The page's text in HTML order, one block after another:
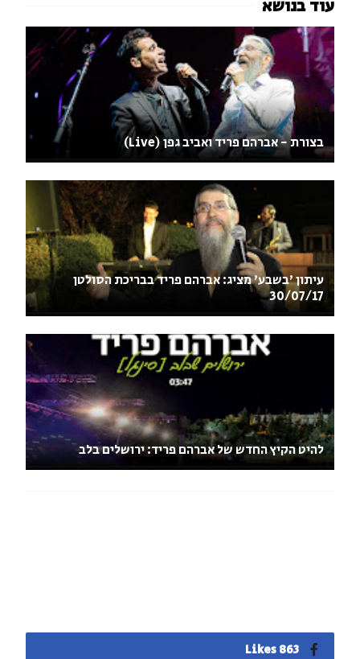
בצורת - אברהם פריד ואביב גפן (Live)‏
עיתון 'בשבע' מציג: אברהם פריד בבריכת הסולטן
30/07/17
להיט הקיץ החדש של אברהם פריד: ירושלים בלב
863 Likes